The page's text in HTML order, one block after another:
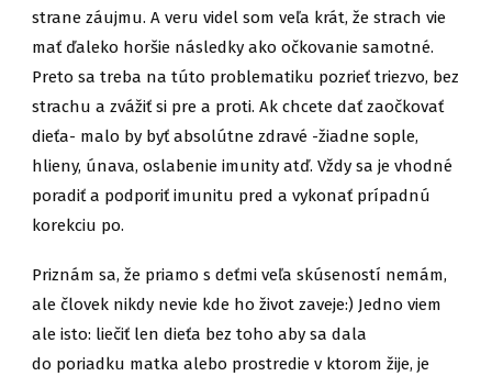
strane záujmu. A veru videl som veľa krát, že strach vie
mať ďaleko horšie následky ako očkovanie samotné.
Preto sa treba na túto problematiku pozrieť triezvo, bez
strachu a zvážiť si pre a proti. Ak chcete dať zaočkovať
dieťa- malo by byť absolútne zdravé -žiadne sople,
hlieny, únava, oslabenie imunity atď. Vždy sa je vhodné
poradiť a podporiť imunitu pred a vykonať prípadnú
korekciu po.
Priznám sa, že priamo s deťmi veľa skúseností nemám,
ale človek nikdy nevie kde ho život zaveje:) Jedno viem
ale isto: liečiť len dieťa bez toho aby sa dala
do poriadku matka alebo prostredie v ktorom žije, je